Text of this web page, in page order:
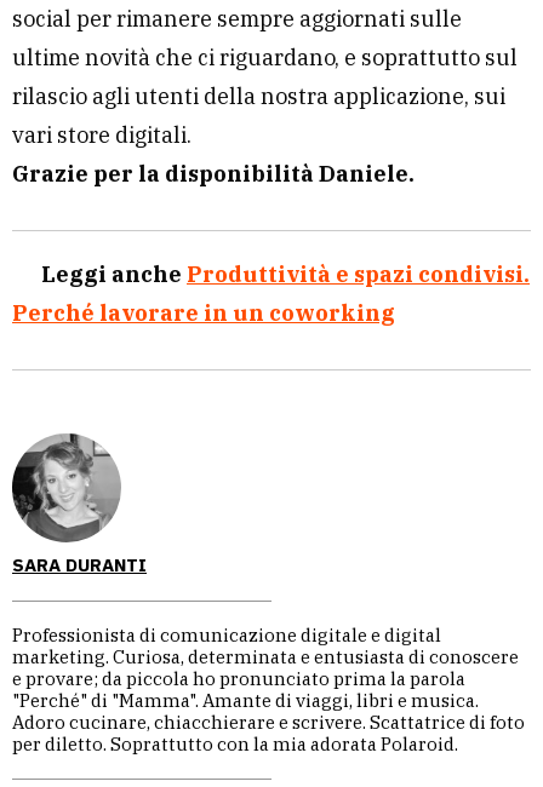
SARA DURANTI
Professionista di comunicazione digitale e digital
marketing. Curiosa, determinata e entusiasta di conoscere
e provare; da piccola ho pronunciato prima la parola
"Perché" di "Mamma". Amante di viaggi, libri e musica.
Adoro cucinare, chiacchierare e scrivere. Scattatrice di foto
per diletto. Soprattutto con la mia adorata Polaroid.
social per rimanere sempre aggiornati sulle
ultime novità che ci riguardano, e soprattutto sul
rilascio agli utenti della nostra applicazione, sui
vari store digitali.
Grazie per la disponibilità Daniele.
Leggi anche Produttività e spazi condivisi.
Perché lavorare in un coworking